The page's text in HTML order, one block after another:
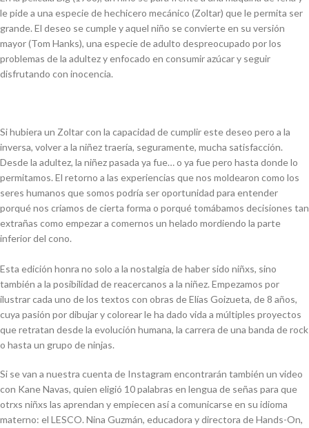
le pide a una especie de hechicero mecánico (Zoltar) que le permita ser
grande. El deseo se cumple y aquel niño se convierte en su versión
mayor (Tom Hanks), una especie de adulto despreocupado por los
problemas de la adultez y enfocado en consumir azúcar y seguir
disfrutando con inocencia.
Si hubiera un Zoltar con la capacidad de cumplir este deseo pero a la
inversa, volver a la niñez traería, seguramente, mucha satisfacción.
Desde la adultez, la niñez pasada ya fue… o ya fue pero hasta donde lo
permitamos. El retorno a las experiencias que nos moldearon como los
seres humanos que somos podría ser oportunidad para entender
porqué nos criamos de cierta forma o porqué tomábamos decisiones tan
extrañas como empezar a comernos un helado mordiendo la parte
inferior del cono.
Esta edición honra no solo a la nostalgia de haber sido niñxs, sino
también a la posibilidad de reacercanos a la niñez. Empezamos por
ilustrar cada uno de los textos con obras de Elías Goizueta, de 8 años,
cuya pasión por dibujar y colorear le ha dado vida a múltiples proyectos
que retratan desde la evolución humana, la carrera de una banda de rock
o hasta un grupo de ninjas.
Si se van a nuestra cuenta de Instagram encontrarán también un video
con Kane Navas, quien eligió 10 palabras en lengua de señas para que
otrxs niñxs las aprendan y empiecen así a comunicarse en su idioma
materno: el LESCO. Nina Guzmán, educadora y directora de Hands-On,